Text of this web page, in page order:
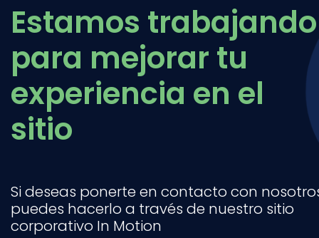
Estamos trabajando
para mejorar tu
experiencia en el
sitio
Si deseas ponerte en contacto con
puedes hacerlo a través de nuestro sitio
corporativo In Motion